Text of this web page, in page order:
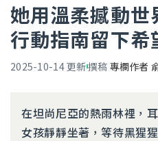
她用溫柔撼動世
行動指南留下希
2025-10-14更新撰稿 專欄作者
在坦尚尼亞的熱雨林裡，
女孩靜靜坐著，等待黑猩